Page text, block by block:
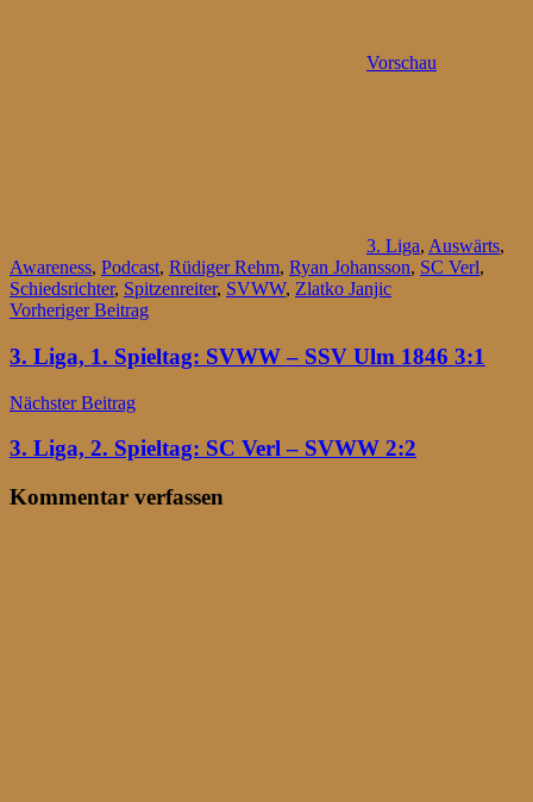
Vorschau
3. Liga, Auswärts,
Awareness, Podcast, Rüdiger Rehm, Ryan Johansson, SC Verl,
Schiedsrichter, Spitzenreiter, SVWW, Zlatko Janjic
Beitragsnavigation
Vorheriger Beitrag
3. Liga, 1. Spieltag: SVWW – SSV Ulm 1846 3:1
Nächster Beitrag
3. Liga, 2. Spieltag: SC Verl – SVWW 2:2
Kommentar verfassen